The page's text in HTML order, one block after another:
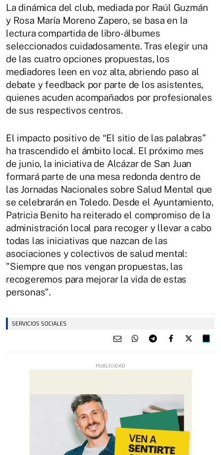
La dinámica del club, mediada por Raúl Guzmán
y Rosa María Moreno Zapero, se basa en la
lectura compartida de libro-álbumes
seleccionados cuidadosamente. Tras elegir una
de las cuatro opciones propuestas, los
mediadores leen en voz alta, abriendo paso al
debate y feedback por parte de los asistentes,
quienes acuden acompañados por profesionales
de sus respectivos centros.
El impacto positivo de “El sitio de las palabras”
ha trascendido el ámbito local. El próximo mes
de junio, la iniciativa de Alcázar de San Juan
formará parte de una mesa redonda dentro de
las Jornadas Nacionales sobre Salud Mental que
se celebrarán en Toledo. Desde el Ayuntamiento,
Patricia Benito ha reiterado el compromiso de la
administración local para recoger y llevar a cabo
todas las iniciativas que nazcan de las
asociaciones y colectivos de salud mental:
"Siempre que nos vengan propuestas, las
recogeremos para mejorar la vida de estas
personas".
SERVICIOS SOCIALES